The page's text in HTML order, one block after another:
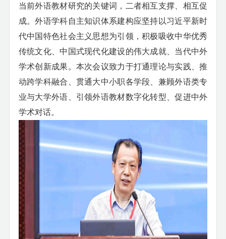
当前外语教材研究的关键词，二者相互支撑、相互促
成。外语学科自主知识体系建构应坚持以习近平新时
代中国特色社会主义思想为引领，积极吸收中华优秀
传统文化、中国式现代化建设的伟大成就、当代中外
学术创新成果。本次会议致力于打通理论与实践、推
动跨学科融合、贯通大中小职各学段、兼顾外语类专
业与大学外语、引领外语教材数字化转型、促进中外
学术对话。